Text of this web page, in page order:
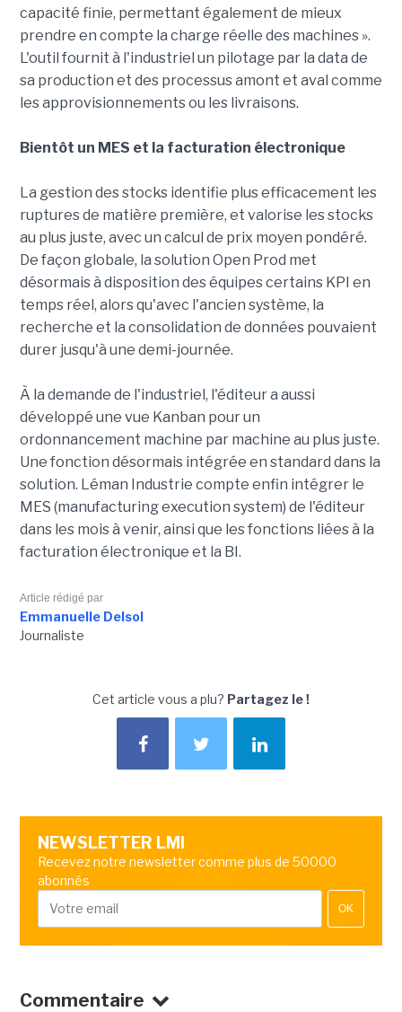
capacité finie, permettant également de mieux
prendre en compte la charge réelle des machines ».
L'outil fournit à l'industriel un pilotage par la data de
sa production et des processus amont et aval comme
les approvisionnements ou les livraisons.
Bientôt un MES et la facturation électronique
La gestion des stocks identifie plus efficacement les
ruptures de matière première, et valorise les stocks
au plus juste, avec un calcul de prix moyen pondéré.
De façon globale, la solution Open Prod met
désormais à disposition des équipes certains KPI en
temps réel, alors qu'avec l'ancien système, la
recherche et la consolidation de données pouvaient
durer jusqu'à une demi-journée.
À la demande de l'industriel, l'éditeur a aussi
développé une vue Kanban pour un
ordonnancement machine par machine au plus juste.
Une fonction désormais intégrée en standard dans la
solution. Léman Industrie compte enfin intégrer le
MES (manufacturing execution system) de l'éditeur
dans les mois à venir, ainsi que les fonctions liées à la
facturation électronique et la BI.
Article rédigé par
Emmanuelle Delsol
Journaliste
Cet article vous a plu? Partagez le !
NEWSLETTER LMI
Recevez notre newsletter comme plus de 50000
abonnés
OK
Commentaire